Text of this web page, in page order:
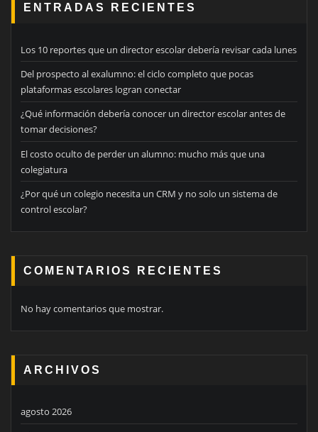
ENTRADAS RECIENTES
Los 10 reportes que un director escolar debería revisar cada lunes
Del prospecto al exalumno: el ciclo completo que pocas
plataformas escolares logran conectar
¿Qué información debería conocer un director escolar antes de
tomar decisiones?
El costo oculto de perder un alumno: mucho más que una
colegiatura
¿Por qué un colegio necesita un CRM y no solo un sistema de
control escolar?
COMENTARIOS RECIENTES
No hay comentarios que mostrar.
ARCHIVOS
agosto 2026